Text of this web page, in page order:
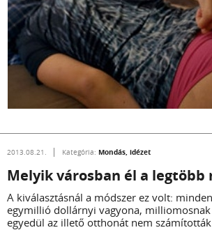
2013.08.21. Kategória: Mondás, idézet
Melyik városban él a legtöbb
A kiválasztásnál a módszer ez volt:
egymillió dollárnyi vagyona,
egyedül az illető otthonát nem